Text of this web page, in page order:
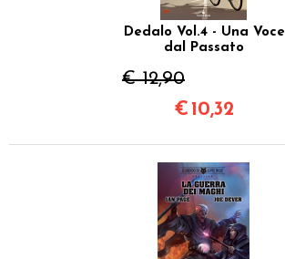
Dedalo Vol.4 - Una Voce
dal Passato
€ 12,90
€ 10,32